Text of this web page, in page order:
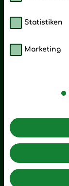
Statistiken
Marketing
Zuhause